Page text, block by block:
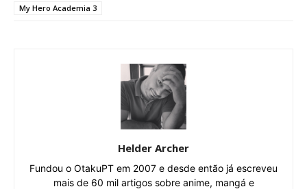
My Hero Academia 3
Helder Archer
Fundou o OtakuPT em 2007 e desde então já escreveu
mais de 60 mil artigos sobre anime, mangá e